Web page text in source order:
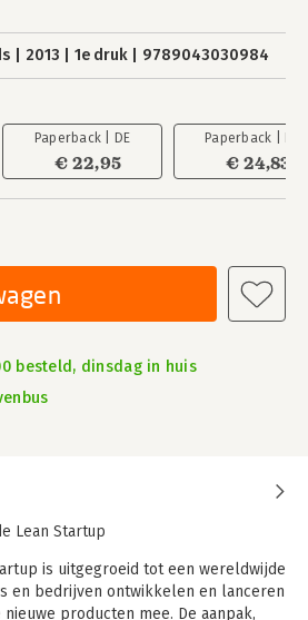
2013 1e druk 9789043030984
Paperback | DE
€ 22,95
Paperback | EN
€ 24,83
besteld, dinsdag in huis
Lean Startup
is uitgegroeid tot een wereldwijde
en bedrijven ontwikkelen en lanceren
producten mee. De aanpak,